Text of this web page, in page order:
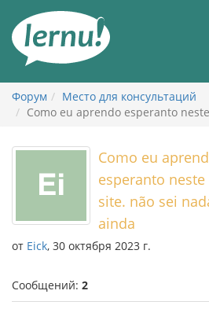
содержанию
Форум
Место для консультаций
Como eu aprendo esperanto
Como eu
esperanto neste
site. não sei
ainda
от Eick, 30 октября 2023 г.
Сообщений: 2